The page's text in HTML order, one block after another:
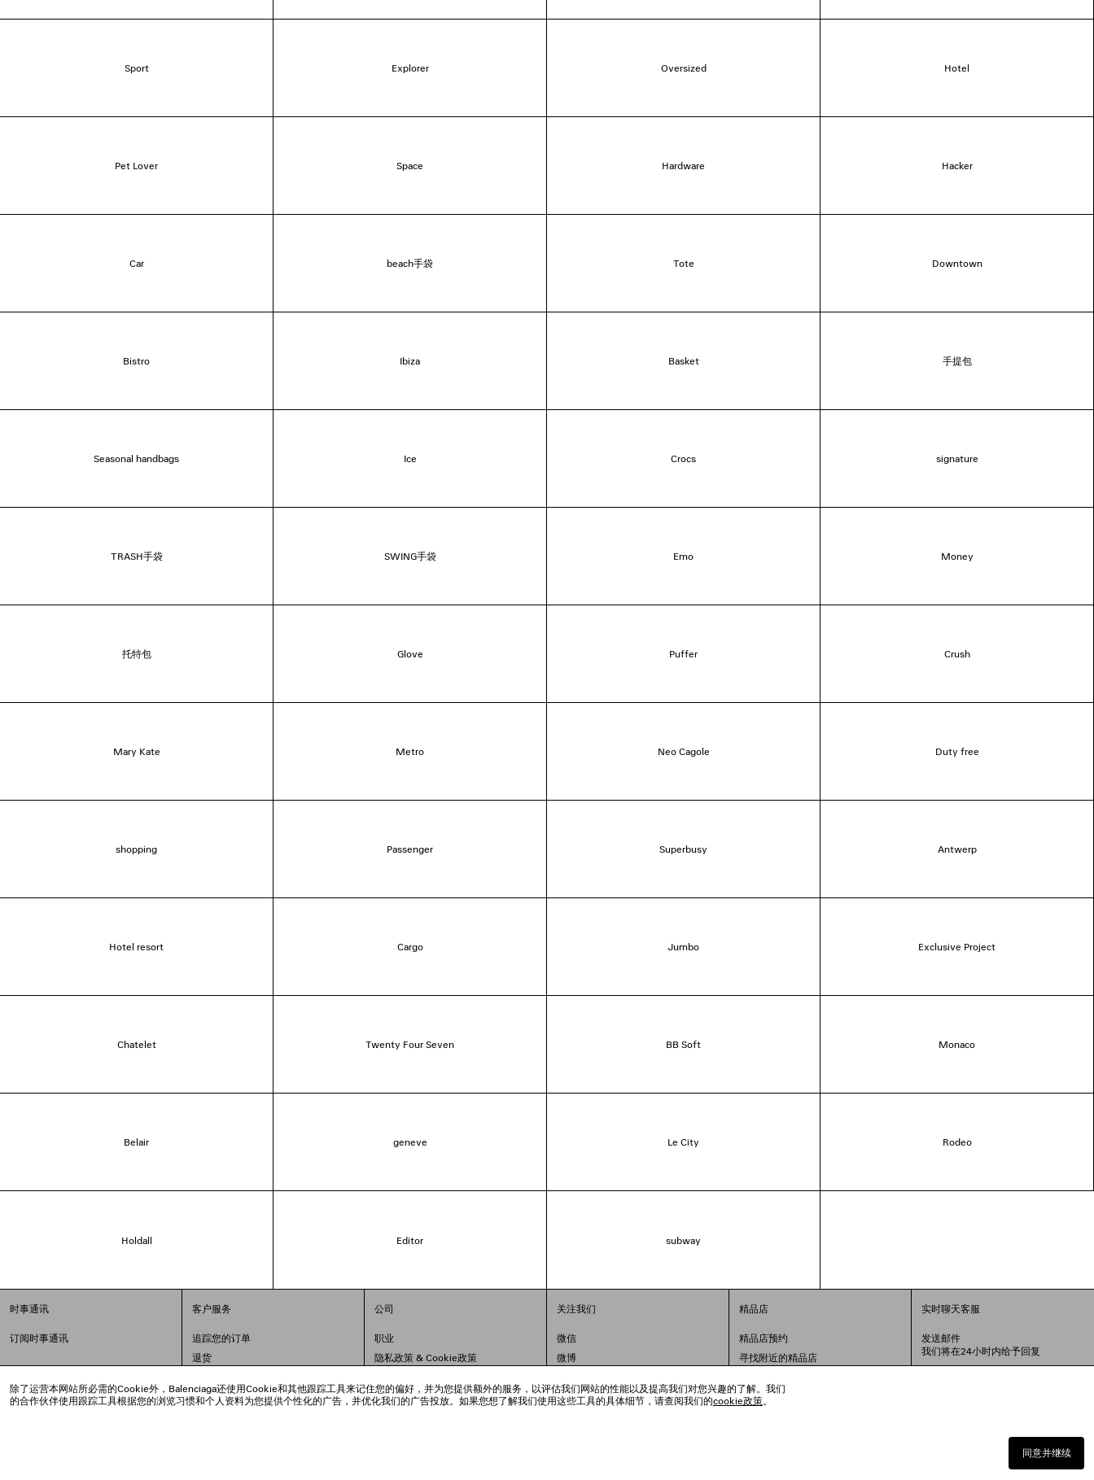
除了运营本网站所必需的Cookie外，Balenciaga还使用Cookie和其他跟踪工具来记住您的偏好，并为您提供额外的服务，以评估我们网站的性能以及提高我们对您兴趣的了解。我们
的合作伙伴使用跟踪工具根据您的浏览习惯和个人资料为您提供个性化的广告，并优化我们的广告投放。如果您想了解我们使用这些工具的具体细节，请查阅我们的cookie政策。
同意并继续
Sport Explorer Oversized Hotel
Pet Lover Space Hardware Hacker
Car beach手袋 Tote Downtown
Bistro Ibiza Basket 手提包
Seasonal handbags Ice Crocs signature
TRASH手袋 SWING手袋 Emo Money
托特包 Glove Puffer Crush
Mary Kate Metro Neo Cagole Duty free
shopping Passenger Superbusy Antwerp
Hotel resort Cargo Jumbo Exclusive Project
Chatelet Twenty Four Seven BB Soft Monaco
Belair geneve Le City Rodeo
Holdall Editor subway
时事通讯
订阅时事通讯
客户服务
追踪您的订单
退货
支付
公司
职业
隐私政策 & Cookie政策
联合国世界粮食计划署
关注我们
微信
微博
抖音
精品店
精品店预约
寻找附近的精品店
实时聊天客服
发送邮件
我们将在24小时内给予回复
上海工商行政管理